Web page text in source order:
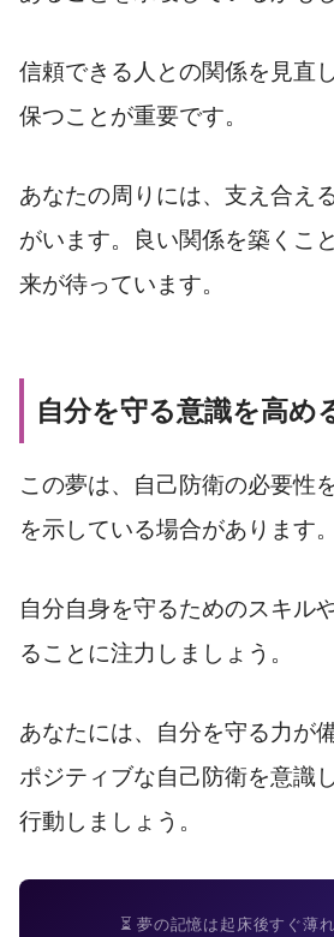
信頼できる人との関係を見直
保つことが重要です。
あなたの周りには、支え合え
がいます。良い関係を築くこ
来が待っています。
自分を守る意識を高め
この夢は、自己防衛の必要性
を示している場合があります。
自分自身を守るためのスキル
ることに注力しましょう。
あなたには、自分を守る力が
ポジティブな自己防衛を意識
行動しましょう。
⏳ 夢の記憶は起床後すぐ薄